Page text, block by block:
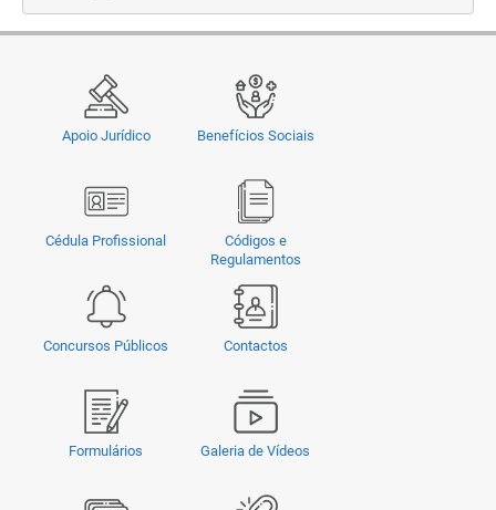
Apoio Jurídico Benefícios Sociais
Cédula Profissional
Códigos e
Regulamentos
Concursos Públicos Contactos
Formulários Galeria de Vídeos